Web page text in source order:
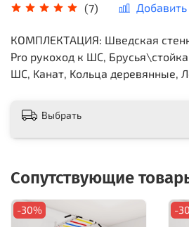
(7)
КОМПЛЕКТАЦИЯ: Шведская
Pro рукоход к ШС,
ШС, Kанат, Kольца деревянные,
Выбрать
Сопутствующие
-30% -